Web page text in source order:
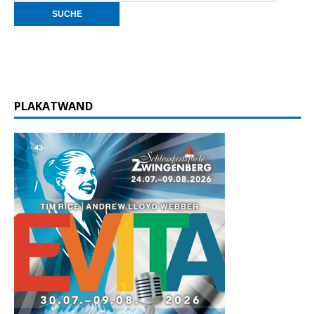
PLAKATWAND